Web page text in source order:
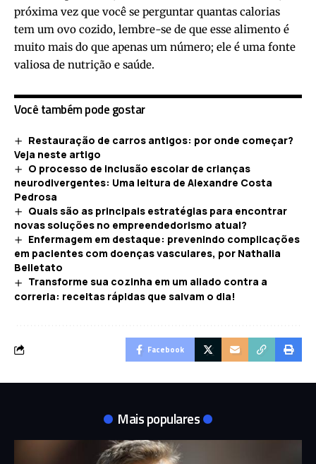
próxima vez que você se perguntar quantas calorias
tem um ovo cozido, lembre-se de que esse alimento é
muito mais do que apenas um número; ele é uma fonte
valiosa de nutrição e saúde.
Você também pode gostar
Restauração de carros antigos: por onde começar?
Veja neste artigo
O processo de inclusão escolar de crianças
neurodivergentes: Uma leitura de Alexandre Costa
Pedrosa
Quais são as principais estratégias para encontrar
novas soluções no empreendedorismo atual?
Enfermagem em destaque: prevenindo complicações
em pacientes com doenças vasculares, por Nathalia
Belletato
Transforme sua cozinha em um aliado contra a
correria: receitas rápidas que salvam o dia!
Facebook
Mais populares